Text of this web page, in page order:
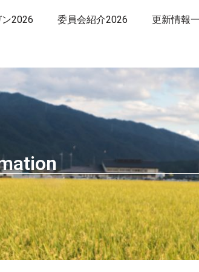
2026 委員会紹介2026 更新情報